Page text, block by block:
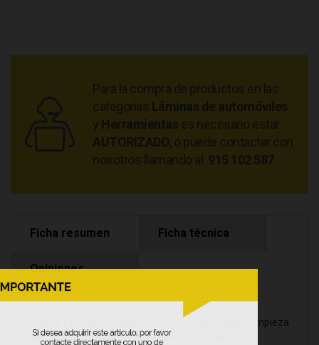
Para la compra de productos en las
categorías Láminas de automóviles
y Herramientas es necesario estar
AUTORIZADO, o puede contactar con
nosotros llamando al: 915 102 587
Ficha resumen Ficha técnica
Opiniones
Limpia Cristales completo en acero inoxidable, limpieza
sin restos ni vetas de todo tipo de cristales.